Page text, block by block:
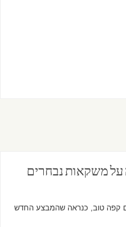
קופון 30% הנחה על משקאות נבחרים
קפה טוב, כנראה שהמבצע החדש